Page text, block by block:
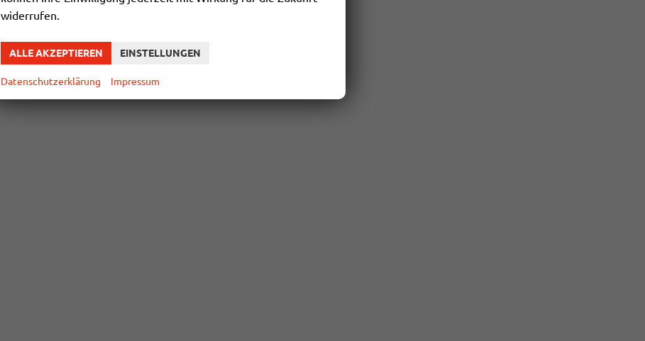
widerrufen.
ALLE AKZEPTIEREN EINSTELLUNGEN
Datenschutzerklärung Impressum